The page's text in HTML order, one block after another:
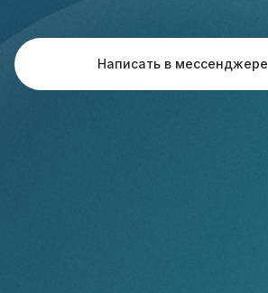
Написать в мессенджере